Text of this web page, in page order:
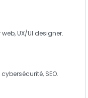
web,UX/UI designer.
cybersécurité, SEO.